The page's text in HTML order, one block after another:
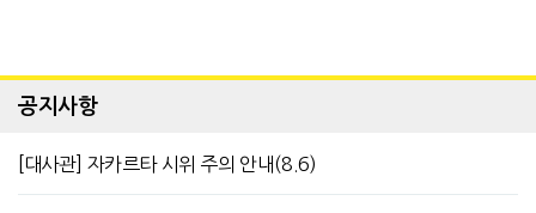
공지사항
[대사관] 자카르타 시위 주의 안내(8.6)